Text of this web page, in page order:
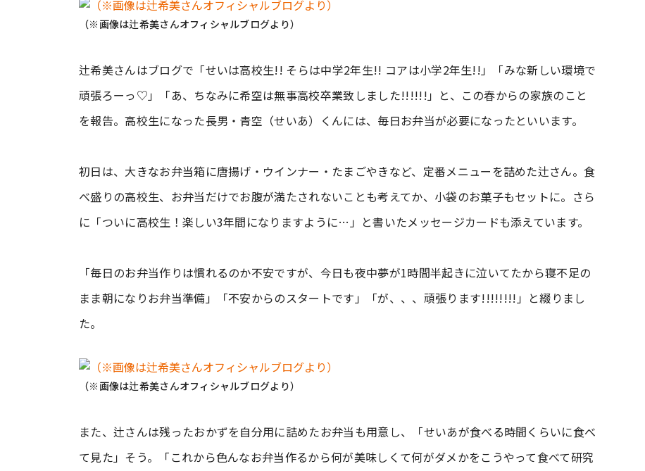
（※画像は辻希美さんオフィシャルブログより）
辻希美さんはブログで「せいは高校生!! そらは中学2年生!! コアは小学2年生!!」「みな新しい環境で
頑張ろーっ♡」「あ、ちなみに希空は無事高校卒業致しました!!!!!!」と、この春からの家族のこと
を報告。高校生になった長男・青空（せいあ）くんには、毎日お弁当が必要になったといいます。
初日は、大きなお弁当箱に唐揚げ・ウインナー・たまごやきなど、定番メニューを詰めた辻さん。食
べ盛りの高校生、お弁当だけでお腹が満たされないことも考えてか、小袋のお菓子もセットに。さら
に「ついに高校生！楽しい3年間になりますように…」と書いたメッセージカードも添えています。
「毎日のお弁当作りは慣れるのか不安ですが、今日も夜中夢が1時間半起きに泣いてたから寝不足の
まま朝になりお弁当準備」「不安からのスタートです」「が、、、頑張ります!!!!!!!!」と綴りまし
た。
（※画像は辻希美さんオフィシャルブログより）
また、辻さんは残ったおかずを自分用に詰めたお弁当も用意し、「せいあが食べる時間くらいに食べ
て見た」そう。「これから色んなお弁当作るから何が美味しくて何がダメかをこうやって食べて研究